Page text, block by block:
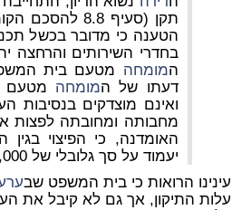
הטענה כי מדובר בכשל
בחדרי השירותים והרחצה
המומחה מטעם בית המשפט
דעתו של המומחה מטעם
ואינם מוצדקים בנסיבות
מחבותה ומחובתה לפצות
האומדנה, כי הפיצוי
יעמוד על סך גלובלי של 8,000 ₪".
עינינו הרואות כי בית המשפט שב
עלות התיקון, אך גם לא קיבל את